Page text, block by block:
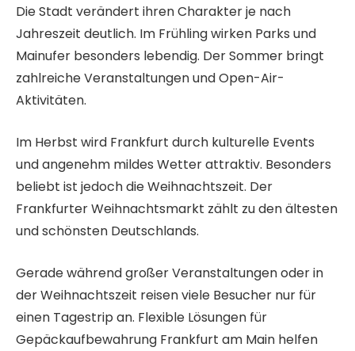
Die Stadt verändert ihren Charakter je nach
Jahreszeit deutlich. Im Frühling wirken Parks und
Mainufer besonders lebendig. Der Sommer bringt
zahlreiche Veranstaltungen und Open-Air-
Aktivitäten.
Im Herbst wird Frankfurt durch kulturelle Events
und angenehm mildes Wetter attraktiv. Besonders
beliebt ist jedoch die Weihnachtszeit. Der
Frankfurter Weihnachtsmarkt zählt zu den ältesten
und schönsten Deutschlands.
Gerade während großer Veranstaltungen oder in
der Weihnachtszeit reisen viele Besucher nur für
einen Tagestrip an. Flexible Lösungen für
Gepäckaufbewahrung Frankfurt am Main helfen